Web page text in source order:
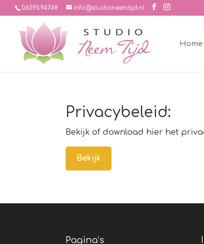
0629594748 info@studioneemtijd.nl
Home
Privacybeleid:
Bekijk of download hier het
Bekijk
Pagina’s